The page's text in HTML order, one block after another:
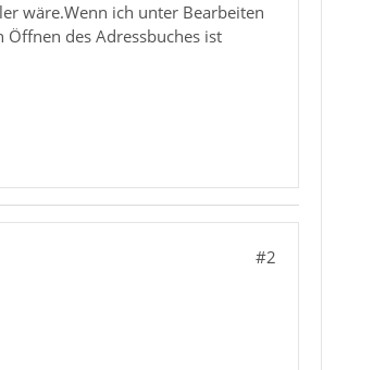
wäre.Wenn ich unter Bearbeiten
des Adressbuches ist
#2